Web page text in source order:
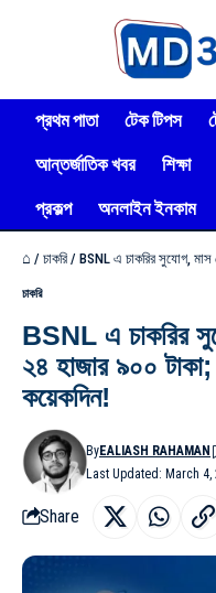
প্রথম পাতা টেক টিপস
আন্তর্জাতিক খবর
শিক্ষা
প্রকল্প
অনলাইন ইনকাম
⌂ / চাকরি / BSNL এ চাকরির সুযোগ, মাস গেলে
চাকরি
BSNL এ চাকরির
২৪ হাজার ৯০০
কয়েকদিন!
Last Updated: March 4,
ByEALIASH RAHAMAN
Share